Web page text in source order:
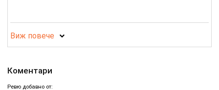
чувствителност и по този начин да записвате само
тогава, когато пред обектива на камерата се случва
нещо.
11 до 32 V.( в комплекта няма включен адаптер)
Виж повече
Коментари
Ревю добавно от: